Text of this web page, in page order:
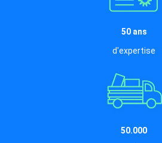
50 ans
d'expertise
50.000